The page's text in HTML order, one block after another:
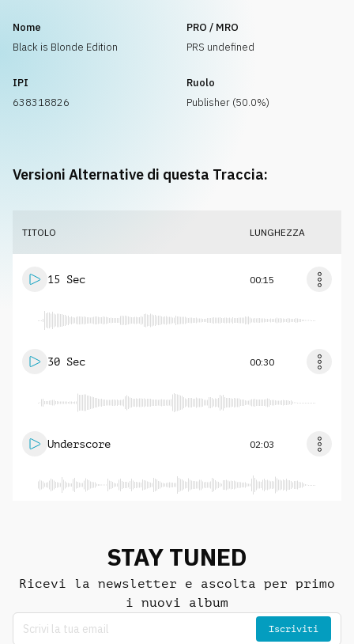
Nome
Black is Blonde Edition
PRO / MRO
PRS undefined
IPI
638318826
Ruolo
Publisher (50.0%)
Versioni Alternative di questa Traccia:
TITOLO LUNGHEZZA
15 Sec 00:15
30 Sec 00:30
Underscore 02:03
STAY TUNED
Ricevi la newsletter e ascolta per primo
i nuovi album
Iscriviti